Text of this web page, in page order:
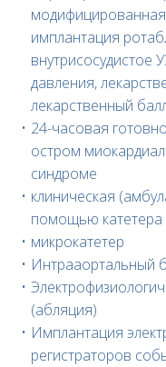
имплантация
внутрисосудистое
давления,
лекарственный
24-часовая
остром
синдроме
клиническая
помощью катетера
микрокатетер
Интрааортальный
(абляция)
Имплантация
регистраторов